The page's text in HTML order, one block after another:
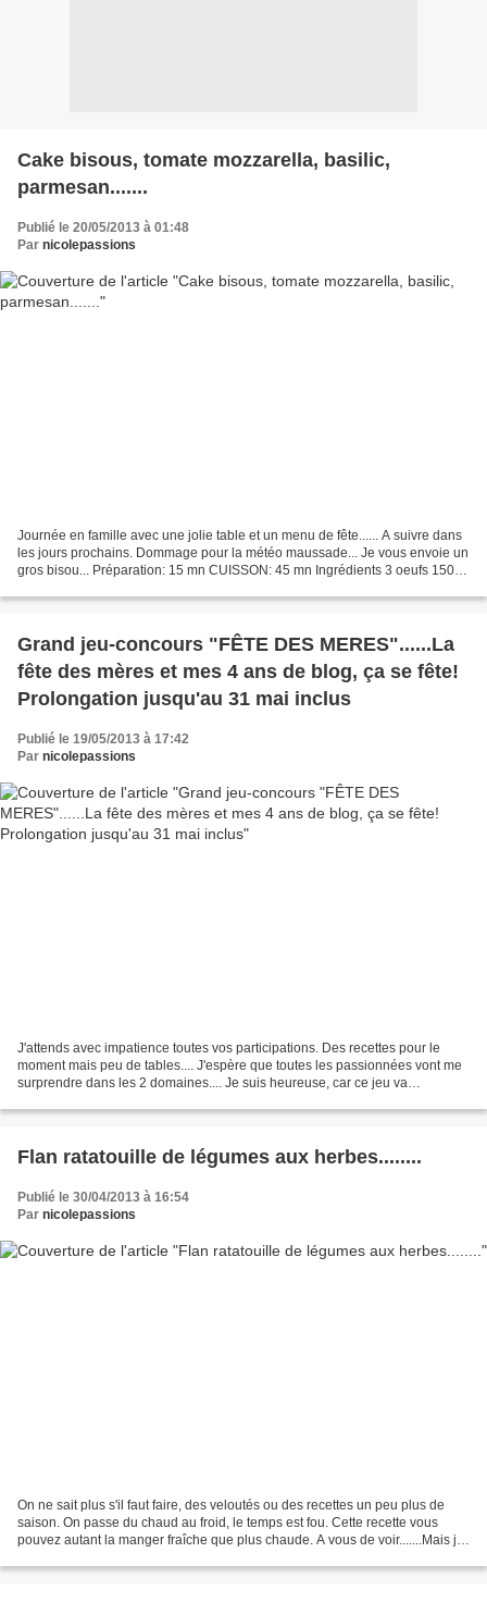
Cake bisous, tomate mozzarella, basilic,
parmesan.......
Publié le 20/05/2013 à 01:48
Par nicolepassions
Journée en famille avec une jolie table et un menu de fête...... A suivre dans
les jours prochains. Dommage pour la météo maussade... Je vous envoie un
gros bisou... Préparation: 15 mn CUISSON: 45 mn Ingrédients 3 oeufs 150 g
Grand jeu-concours "FÊTE DES MERES"......La
fête des mères et mes 4 ans de blog, ça se fête!
Prolongation jusqu'au 31 mai inclus
Publié le 19/05/2013 à 17:42
Par nicolepassions
J'attends avec impatience toutes vos participations. Des recettes pour le
moment mais peu de tables.... J'espère que toutes les passionnées vont me
surprendre dans les 2 domaines.... Je suis heureuse, car ce jeu va
Flan ratatouille de légumes aux herbes........
Publié le 30/04/2013 à 16:54
Par nicolepassions
On ne sait plus s'il faut faire, des veloutés ou des recettes un peu plus de
saison. On passe du chaud au froid, le temps est fou. Cette recette vous
pouvez autant la manger fraîche que plus chaude. A vous de voir.......Mais je